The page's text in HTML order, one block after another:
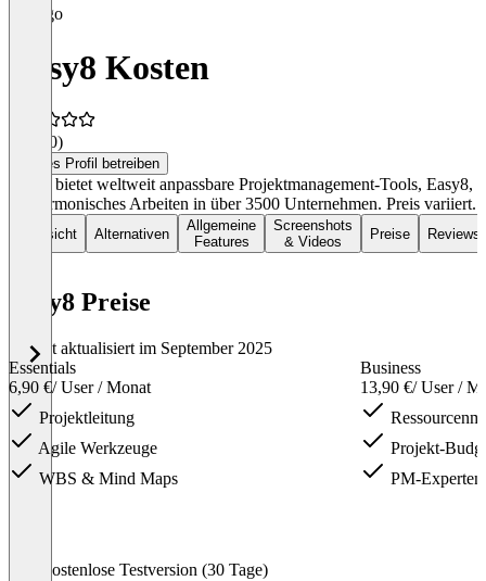
Easy8 Kosten
(20)
Dieses Profil betreiben
Easy8 bietet weltweit anpassbare Projektmanagement-Tools, Easy8,
für harmonisches Arbeiten in über 3500 Unternehmen. Preis variiert.
Übersicht Alternativen
Allgemeine
Features
Screenshots
& Videos
Preise Reviews
Easy8 Preise
Zuletzt aktualisiert im September 2025
Essentials
6,90 €/ User / Monat
Projektleitung
Agile Werkzeuge
WBS & Mind Maps
Business
13,90 €/ User /
Projekt-
PM-
Kostenlose Testversion (30 Tage)